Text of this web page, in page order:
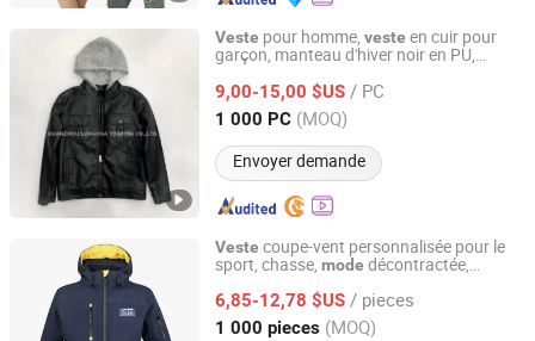
Veste pour homme, veste en cuir pour
garçon, manteau d'hiver noir en PU,
capuche
9,00-15,00 $US / PC
1 000 PC (MOQ)
Envoyer demande
QUANZHOU LONGHUA TRADING CO., LTD.
Fujian, China Depuis 2020
Veste coupe-vent personnalisée pour le
sport, chasse, mode décontractée,
coque en polaire, hiver, extérieur, manteau
doux,veste softshell varsity
6,85-12,78 $US / pieces
1 000 pieces (MOQ)
Shanghai Top Fortune Industry Co., Ltd.
Shanghai, China Depuis 2011